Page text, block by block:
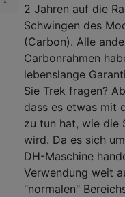
2 Jahren auf die
Schwingen des
(Carbon). Alle
Carbonrahmen
lebenslange
Sie Trek fragen?
dass es etwas mit
zu tun hat, wie die
wird. Da es sich
DH-Maschine
Verwendung weit
"normalen"